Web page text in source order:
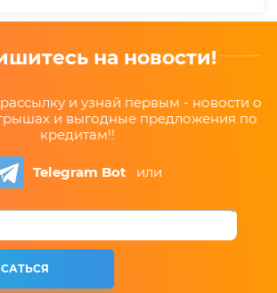
на новости!
и узнай первым - новости о
и выгодные предложения по
кредитам!!
Telegram Bot или